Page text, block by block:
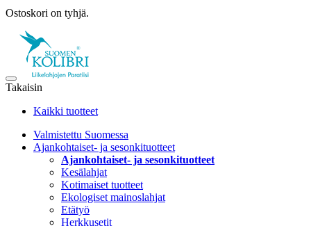
Ostoskori on tyhjä.
Takaisin
Kaikki tuotteet
Valmistettu Suomessa
Ajankohtaiset- ja sesonkituotteet
Ajankohtaiset- ja sesonkituotteet
Kesälahjat
Kotimaiset tuotteet
Ekologiset mainoslahjat
Etätyö
Herkkusetit